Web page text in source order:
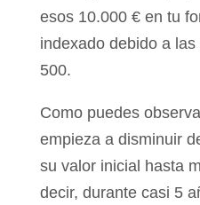
esos 10.000 € en tu
indexado debido a
500.
Como puedes
empieza a disminuir
su valor inicial hasta
decir, durante casi 5